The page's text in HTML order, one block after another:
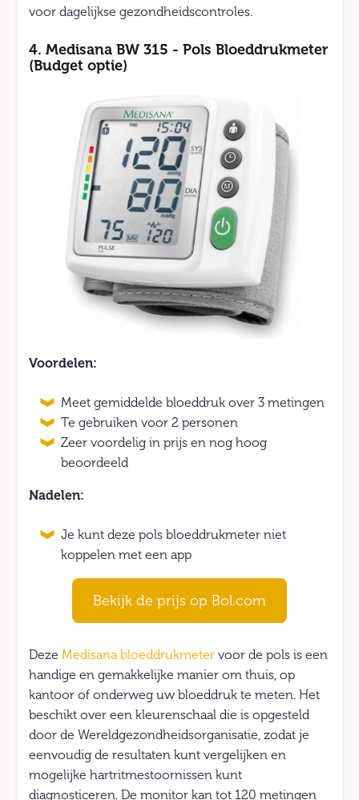
voor dagelijkse gezondheidscontroles.
4. Medisana BW 315 - Pols Bloeddrukmeter
(Budget optie)
Voordelen:
Meet gemiddelde bloeddruk over 3 metingen
Te gebruiken voor 2 personen
Zeer voordelig in prijs en nog hoog
beoordeeld
Nadelen:
Je kunt deze pols bloeddrukmeter niet
koppelen met een app
Bekijk de prijs op Bol.com
Deze Medisana bloeddrukmeter voor de pols is een
handige en gemakkelijke manier om thuis, op
kantoor of onderweg uw bloeddruk te meten. Het
beschikt over een kleurenschaal die is opgesteld
door de Wereldgezondheidsorganisatie, zodat je
eenvoudig de resultaten kunt vergelijken en
mogelijke hartritmestoornissen kunt
diagnosticeren. De monitor kan tot 120 metingen